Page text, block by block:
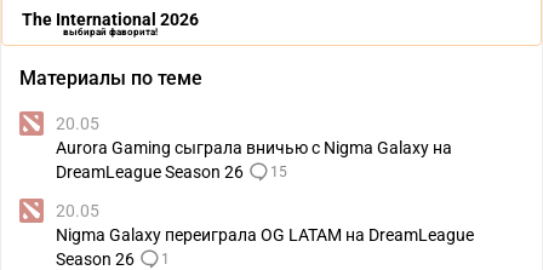
The International 2026
выбирай фаворита!
Материалы по теме
20.05
Aurora Gaming сыграла вничью с Nigma Galaxy на
DreamLeague Season 26
15
20.05
Nigma Galaxy переиграла OG LATAM на DreamLeague
Season 26
1